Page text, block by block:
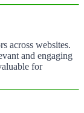
across websites.
and engaging
for